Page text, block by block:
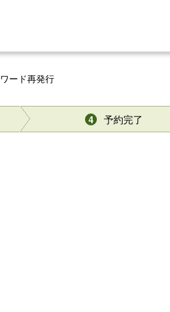
ード再発行
4 予約完了